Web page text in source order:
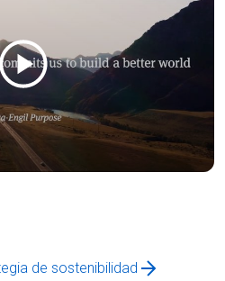
de sostenibilidad